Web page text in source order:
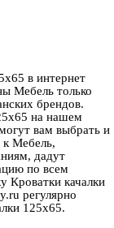
в интернет
Мебель только
брендов.
на нашем
вам выбрать и
к Мебель,
дадут
по всем
Кроватки качалки
регулярно
125х65.